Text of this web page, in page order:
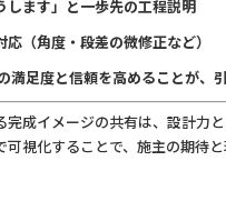
します」と一歩先の工程説明
（角度・段差の微修正など）
満足度と信頼を高めることが、
完成イメージの共有は、設計力
可視化することで、施主の期待